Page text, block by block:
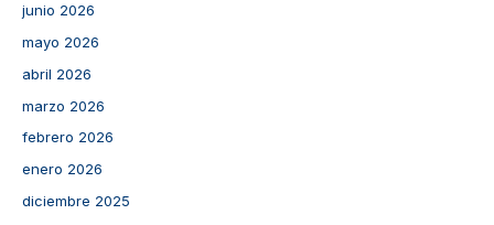
junio 2026
mayo 2026
abril 2026
marzo 2026
febrero 2026
enero 2026
diciembre 2025